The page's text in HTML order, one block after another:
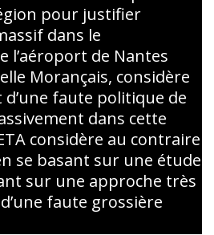
pour justifier
dans le
l’aéroport de Nantes
Morançais, considère
d’une faute politique de
dans cette
considère au contraire
se basant sur une étude
sur une approche très
faute grossière